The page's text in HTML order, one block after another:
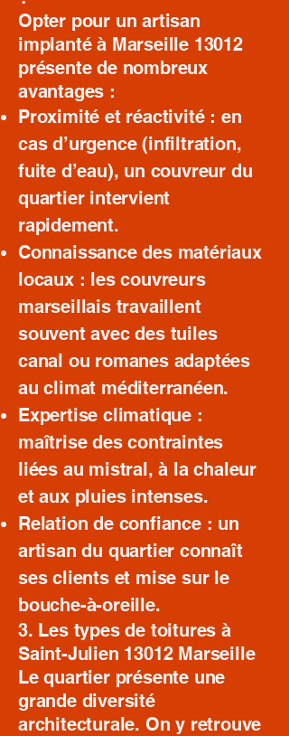
Opter pour un artisan
implanté à Marseille 13012
présente de nombreux
avantages :
Proximité et réactivité : en
cas d’urgence (infiltration,
fuite d’eau), un couvreur du
quartier intervient
rapidement.
Connaissance des matériaux
locaux : les couvreurs
marseillais travaillent
souvent avec des tuiles
canal ou romanes adaptées
au climat méditerranéen.
Expertise climatique :
maîtrise des contraintes
liées au mistral, à la chaleur
et aux pluies intenses.
Relation de confiance : un
artisan du quartier connaît
ses clients et mise sur le
bouche-à-oreille.
3. Les types de toitures à
Saint-Julien 13012 Marseille
Le quartier présente une
grande diversité
architecturale. On y retrouve